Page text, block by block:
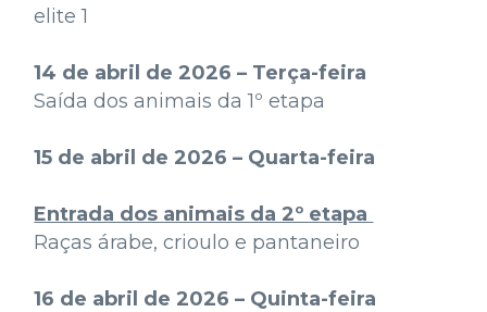
elite 1
14 de abril de 2026 – Terça-feira
Saída dos animais da 1º etapa
15 de abril de 2026 – Quarta-feira
Entrada dos animais da 2º etapa
Raças árabe, crioulo e pantaneiro
16 de abril de 2026 – Quinta-feira